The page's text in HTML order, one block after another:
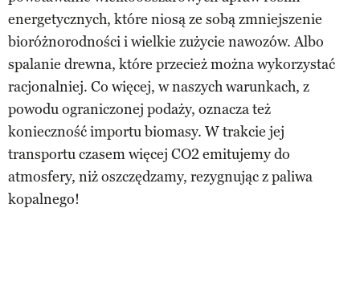
energetycznych, które niosą ze sobą zmniejszenie
bioróżnorodności i wielkie zużycie nawozów. Albo
spalanie drewna, które przecież można wykorzystać
racjonalniej. Co więcej, w naszych warunkach, z
powodu ograniczonej podaży, oznacza też
konieczność importu biomasy. W trakcie jej
transportu czasem więcej CO2 emitujemy do
atmosfery, niż oszczędzamy, rezygnując z paliwa
kopalnego!